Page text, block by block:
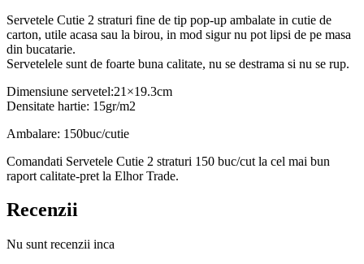
Servetele Cutie 2 straturi fine de tip pop-up ambalate in cutie de
carton, utile acasa sau la birou, in mod sigur nu pot lipsi de pe masa
din bucatarie.
Servetelele sunt de foarte buna calitate, nu se destrama si nu se rup.
Dimensiune servetel:21×19.3cm
Densitate hartie: 15gr/m2
Ambalare: 150buc/cutie
Comandati Servetele Cutie 2 straturi 150 buc/cut la cel mai bun
raport calitate-pret la Elhor Trade.
Recenzii
Nu sunt recenzii inca